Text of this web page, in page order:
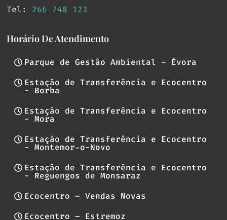
Tel: 266 748 123
Horário De Atendimento
Parque de Gestão Ambiental - Évora
Estação de Transferência e Ecocentro
- Borba
Estação de Transferência e Ecocentro
- Mora
Estação de Transferência e Ecocentro
- Montemor-o-Novo
Estação de Transferência e Ecocentro
- Reguengos de Monsaraz
Ecocentro – Vendas Novas
Ecocentro – Estremoz